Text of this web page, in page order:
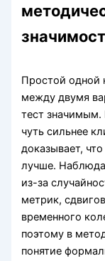
Простой одной
между двумя
тест значимым.
чуть сильнее
доказывает,
лучше.
из-за
метрик,
временного
поэтому в
понятие